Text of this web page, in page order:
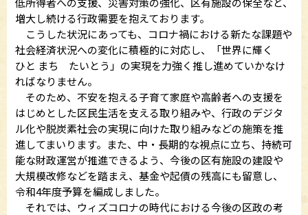
増大し続ける行政需要を抱えております。
こうした状況にあっても、コロナ禍における新たな課題や
社会経済状況への変化に積極的に対応し、「世界に輝く
ひと まち たいとう」の実現を力強く推し進めていかなけ
ればなりません。
そのため、不安を抱える子育て家庭や高齢者への支援を
はじめとした区民生活を支える取り組みや、行政のデジタ
ル化や脱炭素社会の実現に向けた取り組みなどの施策を推
進してまいります。また、中・長期的な視点に立ち、持続可
能な財政運営が推進できるよう、今後の区有施設の建設や
大規模改修などを踏まえ、基金や起債の残高にも留意し、
令和4年度予算を編成しました。
それでは、ウィズコロナの時代における今後の区政の考